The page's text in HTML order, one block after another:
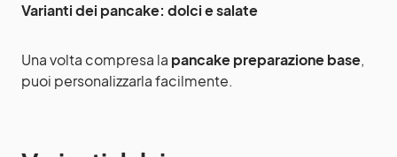
Varianti dei pancake: dolci e salate
Una volta compresa la pancake preparazione base,
puoi personalizzarla facilmente.